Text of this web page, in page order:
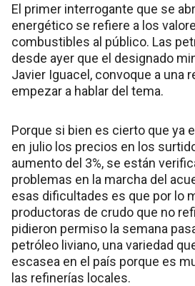
El primer interrogante que se
energético se refiere a los
combustibles al público. Las
desde ayer que el designado
Javier Iguacel, convoque a una
empezar a hablar del tema.
Porque si bien es cierto que ya
en julio los precios en los
aumento del 3%, se están
problemas en la marcha del
esas dificultades es que por lo
productoras de crudo que no
pidieron permiso la semana
petróleo liviano, una variedad
escasea en el país porque es
las refinerías locales.